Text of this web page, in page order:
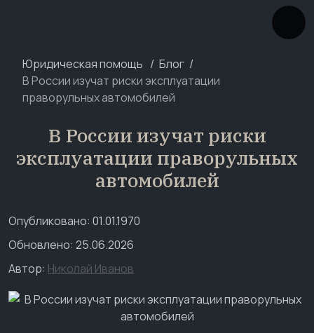
Юридическая помощь
Блог
В России изучат риски эксплуатации
праворульных автомобилей
В России изучат риски
эксплуатации праворульных
автомобилей
Опубликовано: 01.01.1970
Обновлено: 25.06.2026
Автор: Николай Иванов